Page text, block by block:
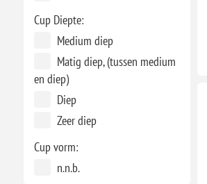
Cup Diepte:
Medium diep
Matig diep, (tussen medium
en diep)
Diep
Zeer diep
Cup vorm:
n.n.b.